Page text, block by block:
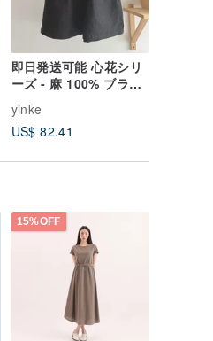
即日発送可能 心花シリ
ーズ - 麻 100% ブラッ
クポケットショートパ
ンツ
yinke
US$ 82.41
15%OFF